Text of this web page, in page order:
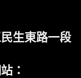
生東路一段
：